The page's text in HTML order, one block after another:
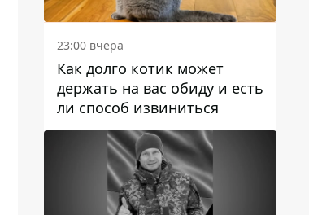
23:00 вчера
Как долго котик может
держать на вас обиду и есть
ли способ извиниться